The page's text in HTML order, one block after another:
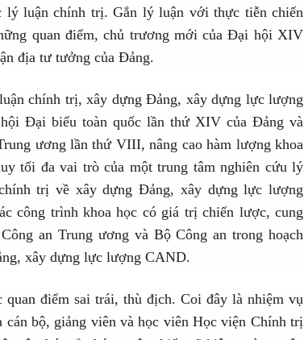
lý luận chính trị. Gắn lý luận với thực tiễn chiến
quan điểm, chủ trương mới của Đại hội XIV
địa tư tưởng của Đảng.
chính trị, xây dựng Đảng, xây dựng lực lượng
Đại biểu toàn quốc lần thứ XIV của Đảng và
ương lần thứ VIII, nâng cao hàm lượng khoa
tối đa vai trò của một trung tâm nghiên cứu lý
trị về xây dựng Đảng, xây dựng lực lượng
công trình khoa học có giá trị chiến lược, cung
an Trung ương và Bộ Công an trong hoạch
xây dựng lực lượng CAND.
quan điểm sai trái, thù địch. Coi đây là nhiệm vụ
bộ, giảng viên và học viên Học viện Chính trị